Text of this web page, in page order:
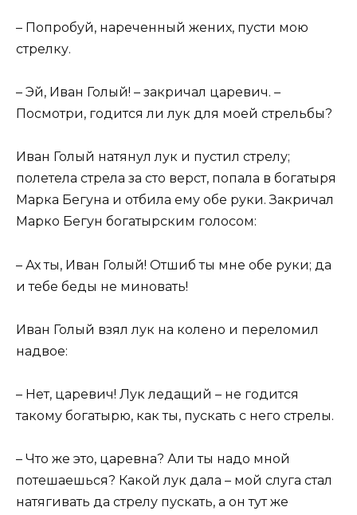
– Попробуй, нареченный жених, пусти мою
стрелку.
– Эй, Иван Голый! – закричал царевич. –
Посмотри, годится ли лук для моей стрельбы?
Иван Голый натянул лук и пустил стрелу;
полетела стрела за сто верст, попала в богатыря
Марка Бегуна и отбила ему обе руки. Закричал
Марко Бегун богатырским голосом:
– Ах ты, Иван Голый! Отшиб ты мне обе руки; да
и тебе беды не миновать!
Иван Голый взял лук на колено и переломил
надвое:
– Нет, царевич! Лук ледащий – не годится
такому богатырю, как ты, пускать с него стрелы.
– Что же это, царевна? Али ты надо мной
потешаешься? Какой лук дала – мой слуга стал
натягивать да стрелу пускать, а он тут же